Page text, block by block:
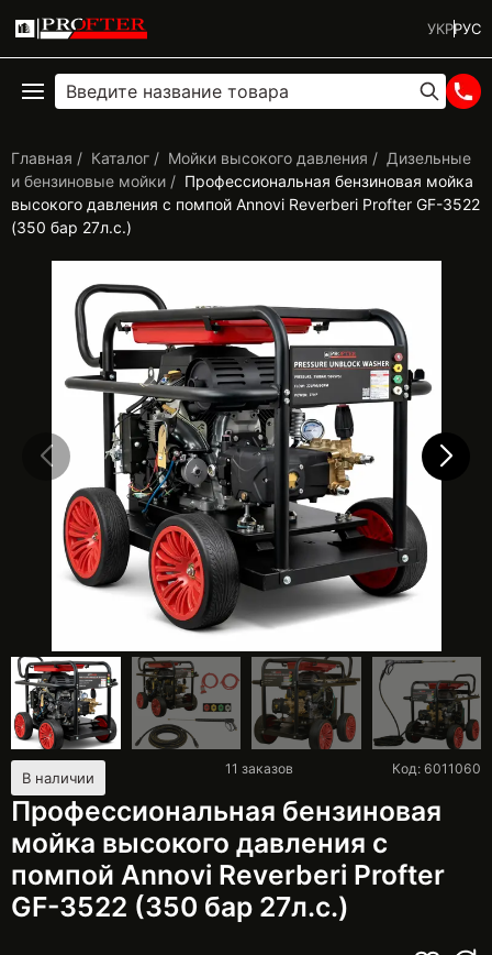
УКРРУС
Главная Каталог Мойки высокого давления
Дизельные
и бензиновые мойки
Профессиональная бензиновая мойка
высокого давления с помпой Annovi Reverberi Profter GF-3522
(350 бар 27л.с.)
В наличии
Профессиональная бензиновая
мойка высокого давления с
помпой Annovi Reverberi Profter
GF-3522 (350 бар 27л.с.)
Код: 6011060
11 заказов